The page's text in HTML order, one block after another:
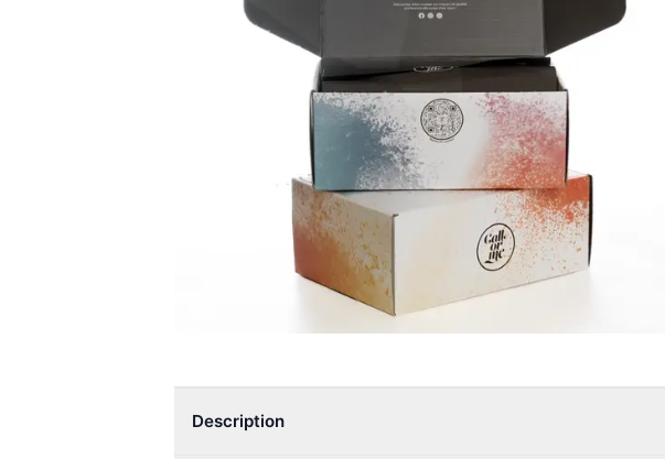
Description